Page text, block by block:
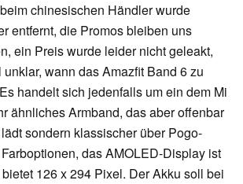
chinesischen Händler wurde
entfernt, die Promos bleiben uns
ein Preis wurde leider nicht geleakt,
wann das Amazfit Band 6 zu
handelt sich jedenfalls um ein dem Mi
ähnliches Armband, das aber offenbar
sondern klassischer über Pogo-
das AMOLED-Display ist
126 x 294 Pixel. Der Akku soll bei